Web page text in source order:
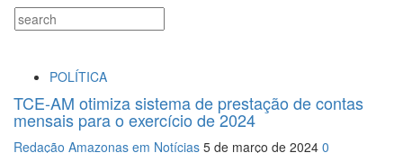
POLÍTICA
TCE-AM otimiza sistema de prestação de contas
mensais para o exercício de 2024
Redação Amazonas em Notícias 5 de março de 2024 0